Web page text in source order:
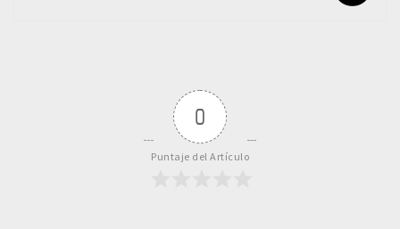
0
Puntaje del Artículo